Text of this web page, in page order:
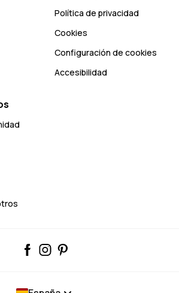
Política de privacidad
Cookies
Configuración de cookies
Accesibilidad